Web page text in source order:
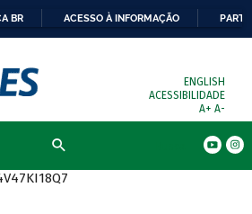
BR ACESSO À INFORMAÇÃO
ENGLISH
ACESSIBILIDADE
A+ A-